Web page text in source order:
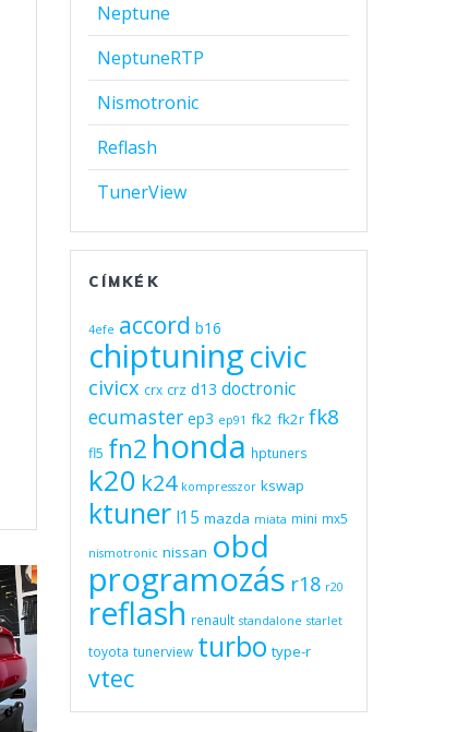
Neptune
NeptuneRTP
Nismotronic
Reflash
TunerView
CÍMKÉK
4efe accord b16
chiptuningcivic
civicx crx crz d13 doctronic
ecumaster ep3 ep91 fk2 fk2r fk8
fl5 fn2 honda hptuners
k20 k24 kompresszor kswap
ktuner l15 mazda miata mini mx5
nismotronic nissan obd
programozás r18 r20
reflash renault standalone starlet
toyota tunerview turbo type-r
vtec